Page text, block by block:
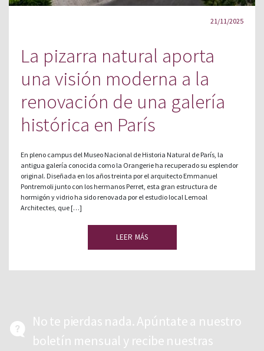
21/11/2025
La pizarra natural aporta
una visión moderna a la
renovación de una galería
histórica en París
En pleno campus del Museo Nacional de Historia Natural de París, la
antigua galería conocida como la Orangerie ha recuperado su esplendor
original. Diseñada en los años treinta por el arquitecto Emmanuel
Pontremoli junto con los hermanos Perret, esta gran estructura de
hormigón y vidrio ha sido renovada por el estudio local Lemoal
Architectes, que […]
LEER MÁS
No te pierdas nada. Apúntate a nuestro
boletín mensual y recibe nuestras